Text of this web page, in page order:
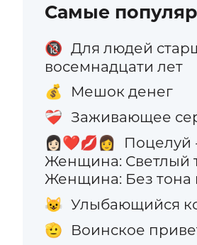
Самые
🔞 Для людей
восемнадцати лет
💰 Мешок денег
❤️‍🩹 Заживающее
👩🏻‍❤️‍💋‍👩
Поцелуй
Женщина: Светлый
Женщина: Без тона
😺 Улыбающийся
🫡 Воинское